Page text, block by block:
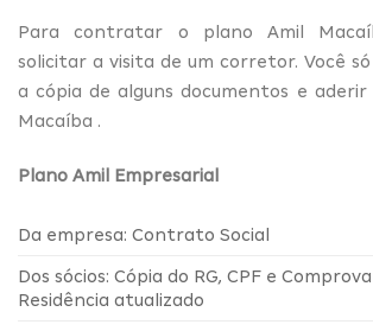
Para contratar o plano Amil
solicitar a visita de um corretor. Você
a cópia de alguns documentos e aderir
Macaíba .
Plano Amil Empresarial
Da empresa: Contrato Social
Dos sócios: Cópia do RG, CPF e
Residência atualizado